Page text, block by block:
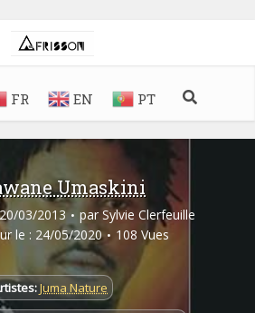
FR EN PT
Umaskini
03/2013 par Sylvie Clerfeuille
le : 24/05/2020
108 Vues
Juma Nature